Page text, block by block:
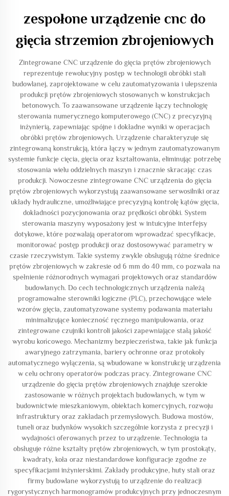
zespołone urządzenie cnc do
gięcia strzemion zbrojeniowych
Zintegrowane CNC urządzenie do gięcia prętów zbrojeniowych
reprezentuje rewolucyjny postęp w technologii obróbki stali
budowlanej, zaprojektowane w celu zautomatyzowania i ulepszenia
produkcji prętów zbrojeniowych stosowanych w konstrukcjach
betonowych. To zaawansowane urządzenie łączy technologię
sterowania numerycznego komputerowego (CNC) z precyzyjną
inżynierią, zapewniając spójne i dokładne wyniki w operacjach
obróbki prętów zbrojeniowych. Urządzenie charakteryzuje się
zintegrowaną konstrukcją, która łączy w jednym zautomatyzowanym
systemie funkcje cięcia, gięcia oraz kształtowania, eliminując potrzebę
stosowania wielu oddzielnych maszyn i znacznie skracając czas
produkcji. Nowoczesne zintegrowane CNC urządzenia do gięcia
prętów zbrojeniowych wykorzystują zaawansowane serwosilniki oraz
układy hydrauliczne, umożliwiające precyzyjną kontrolę kątów gięcia,
dokładności pozycjonowania oraz prędkości obróbki. System
sterowania maszyny wyposażony jest w intuicyjne interfejsy
dotykowe, które pozwalają operatorom wprowadzać specyfikacje,
monitorować postęp produkcji oraz dostosowywać parametry w
czasie rzeczywistym. Takie systemy zwykle obsługują różne średnice
prętów zbrojeniowych w zakresie od 6 mm do 40 mm, co pozwala na
spełnienie różnorodnych wymagań projektowych oraz standardów
budowlanych. Do cech technologicznych urządzenia należą
programowalne sterowniki logiczne (PLC), przechowujące wiele
wzorów gięcia, zautomatyzowane systemy podawania materiału
minimalizujące konieczność ręcznego manipulowania, oraz
zintegrowane czujniki kontroli jakości zapewniające stałą jakość
wyrobu końcowego. Mechanizmy bezpieczeństwa, takie jak funkcja
awaryjnego zatrzymania, bariery ochronne oraz protokoły
automatycznego wyłączenia, są wbudowane w konstrukcję urządzenia
w celu ochrony operatorów podczas pracy. Zintegrowane CNC
urządzenie do gięcia prętów zbrojeniowych znajduje szerokie
zastosowanie w różnych projektach budowlanych, w tym w
budownictwie mieszkaniowym, obiektach komercyjnych, rozwoju
infrastruktury oraz zakładach przemysłowych. Budowa mostów,
tuneli oraz budynków wysokich szczególnie korzysta z precyzji i
wydajności oferowanych przez to urządzenie. Technologia ta
obsługuje różne kształty prętów zbrojeniowych, w tym prostokąty,
kwadraty, koła oraz niestandardowe konfiguracje zgodne ze
specyfikacjami inżynierskimi. Zakłady produkcyjne, huty stali oraz
firmy budowlane wykorzystują to urządzenie do realizacji
rygorystycznych harmonogramów produkcyjnych przy jednoczesnym